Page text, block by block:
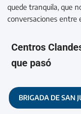
quede tranquila, que
conversaciones entre
Centros
que pasó
BRIGADA DE SAN